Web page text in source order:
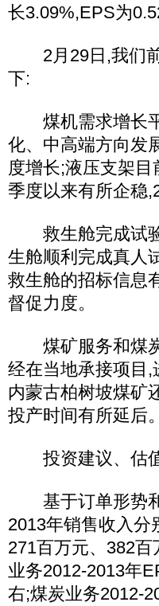
长3.09%,EPS为
2月29日,我们前
下:
煤机需求增长平
化、中高端方向发
度增长;液压支架
季度以来有所企稳
救生舱完成试验,
生舱顺利完成真人
救生舱的招标信息
督促力度。
煤矿服务和煤炭
经在当地承接项目
内蒙古柏树坡煤矿
投产时间有所延后。
投资建议、估
基于订单形势和
2013年销售收入分
271百万元、382
业务2012-2013年
右;煤炭业务2012-